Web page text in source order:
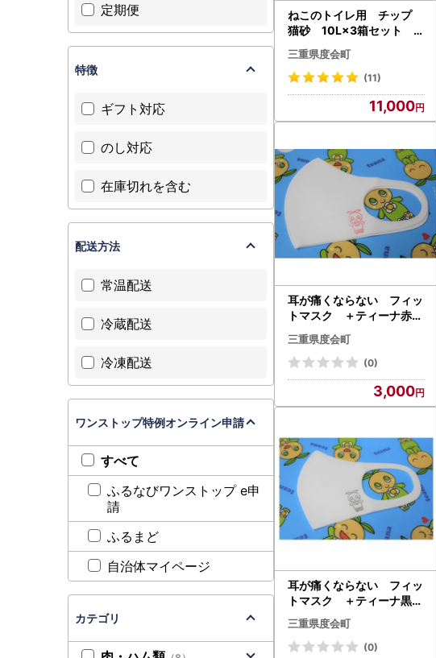
ねこのトイレ用 チップ
猫砂 10L×3箱セット ／
世古林業 ペレット 国産
檜 桧 ひのき 伊勢志
摩
三重県度会町
(11)
11,000
耳が痛くならない フィッ
トマスク ＋ティーナ赤色
Sサイズ 2枚セット／
ネイション産業 三重県
度会町 伊勢志摩
三重県度会町
(0)
3,000
耳が痛くならない フィッ
トマスク ＋ティーナ黒色
Mサイズ 2枚セット／
ネイション産業 三重県
度会町 伊勢志摩
三重県度会町
(0)
定期便
特徴
ギフト対応
のし対応
在庫切れを含む
配送方法
常温配送
冷蔵配送
冷凍配送
ワンストップ特例オンライン申請
すべて
ふるなびワンストップ e申
請
ふるまど
自治体マイページ
カテゴリ